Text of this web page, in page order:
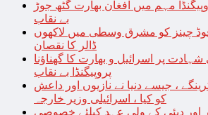
مہم میں افغان بھارت گٹھ جوڑ
بے نقاب
فوڈ چینز کو مشرق وسطی میں لاکھوں
ڈالر کا نقصان
پر اسرائیل و بھارت کا گھناؤنا
پروپیگنڈا بے نقاب
، جیسے دنیا نے نازیوں اور داعش
کو کیا ، اسرائیلی وزیر خارجہ
اور دبئی کے ولی عہد کیلئے خصوصی